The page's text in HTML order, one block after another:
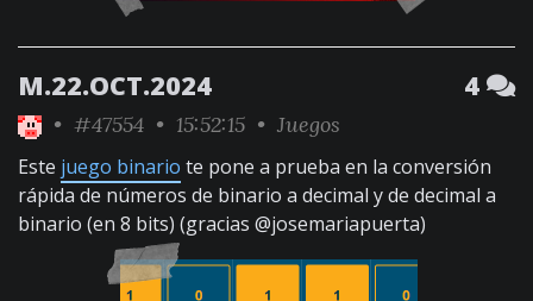
M.22.OCT.2024 4
• #47554 • 15:52:15 • Juegos
Este juego binario te pone a prueba en la conversión
rápida de números de binario a decimal y de decimal a
binario (en 8 bits) (gracias @josemariapuerta)